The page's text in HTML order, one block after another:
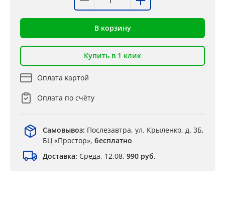
В корзину
Купить в 1 клик
Оплата картой
Оплата по счёту
Самовывоз: Послезавтра, ул. Крыленко, д. 3Б,
БЦ «Простор», бесплатно
Доставка: Среда, 12.08, 990 руб.